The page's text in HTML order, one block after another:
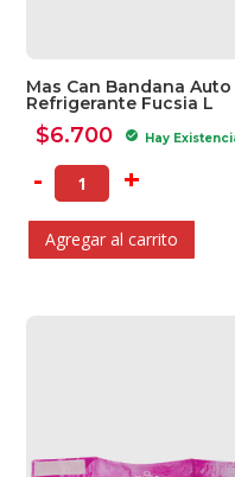
Mas Can Bandana Auto
Refrigerante Fucsia L
$6.700 check_circle Hay
- +
Agregar al carrito